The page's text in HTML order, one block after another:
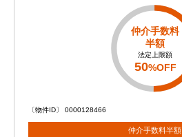
仲介手数料
半額
法定上限額
50%OFF
〔物件ID〕 0000128466
仲介手数料半額